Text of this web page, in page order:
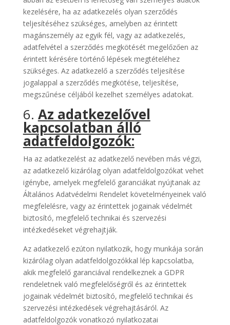
kezelésére, ha az adatkezelés olyan szerződés
teljesítéséhez szükséges, amelyben az érintett
magánszemély az egyik fél, vagy az adatkezelés,
adatfelvétel a szerződés megkötését megelőzően az
érintett kérésére történő lépések megtételéhez
szükséges. Az adatkezelő a szerződés teljesítése
jogalappal a szerződés megkötése, teljesítése,
megszűnése céljából kezelhet személyes adatokat.
6. Az adatkezelővel
kapcsolatban álló
adatfeldolgozók:
Ha az adatkezelést az adatkezelő nevében más végzi,
az adatkezelő kizárólag olyan adatfeldolgozókat vehet
igénybe, amelyek megfelelő garanciákat nyújtanak az
Általános Adatvédelmi Rendelet követelményeinek való
megfelelésre, vagy az érintettek jogainak védelmét
biztosító, megfelelő technikai és szervezési
intézkedéseket végrehajtják.
Az adatkezelő ezúton nyilatkozik, hogy munkája során
kizárólag olyan adatfeldolgozókkal lép kapcsolatba,
akik megfelelő garanciával rendelkeznek a GDPR
rendeletnek való megfelelőségről és az érintettek
jogainak védelmét biztosító, megfelelő technikai és
szervezési intézkedések végrehajtásáról. Az
adatfeldolgozók vonatkozó nyilatkozatai